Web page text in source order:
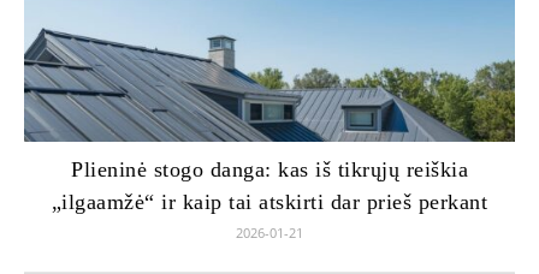
Plieninė stogo danga: kas iš tikrųjų reiškia
„ilgaamžė“ ir kaip tai atskirti dar prieš perkant
2026-01-21